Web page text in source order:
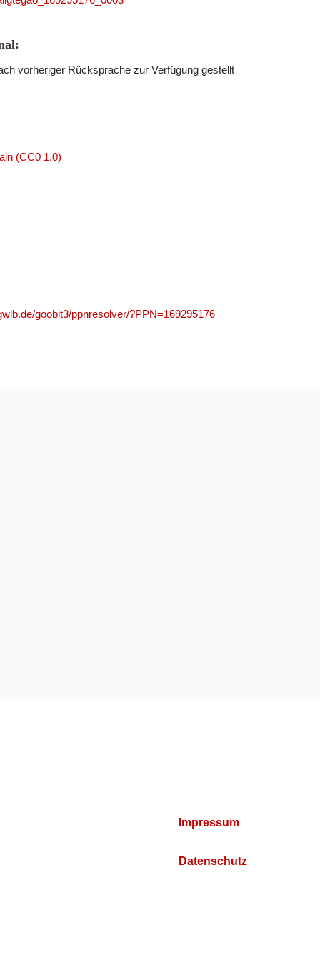
vorheriger Rücksprache zur Verfügung gestellt
(CC0 1.0)
goobit3/ppnresolver/?PPN=169295176
Impressum
Datenschutz